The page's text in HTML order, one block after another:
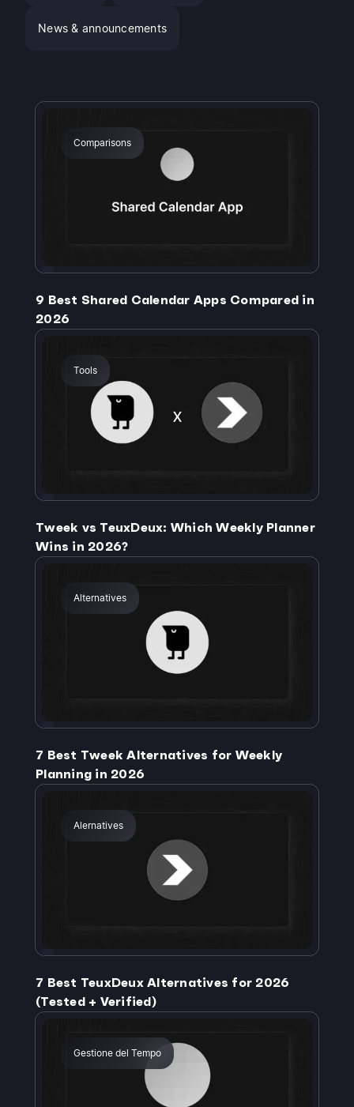
News & announcements
Comparisons
9 Best Shared Calendar Apps Compared in
2026
Tools
Tweek vs TeuxDeux: Which Weekly Planner
Wins in 2026?
Alternatives
7 Best Tweek Alternatives for Weekly
Planning in 2026
Alernatives
7 Best TeuxDeux Alternatives for 2026
(Tested + Verified)
Gestione del Tempo